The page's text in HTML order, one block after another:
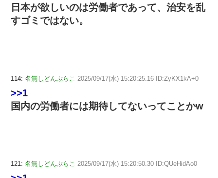
日本が欲しいのは労働者であって、治安を乱
すゴミではない。
114: 名無しどんぶらこ 2025/09/17(水) 15:20:25.16 ID:ZyKX1kA+0
>>1
国内の労働者には期待してないってことかw
121: 名無しどんぶらこ 2025/09/17(水) 15:20:50.30 ID:QUeHidAo0